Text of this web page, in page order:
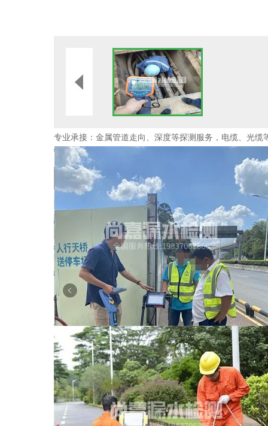
专业承接：金属管道走向、深度等探测服务，电缆、光缆